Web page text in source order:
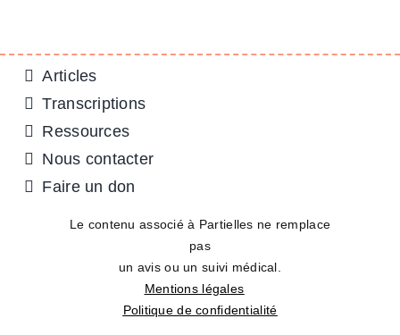
Articles
Transcriptions
Ressources
Nous contacter
Faire un don
Le contenu associé à Partielles ne remplace
pas
un avis ou un suivi médical.
Mentions légales
Politique de confidentialité